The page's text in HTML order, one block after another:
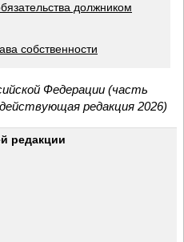
должником
собственности
Федерации (часть
редакция 2026)
редакции